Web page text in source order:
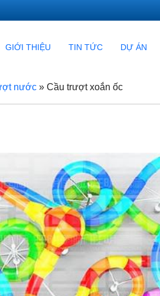
GIỚI THIỆU TIN TỨC DỰ ÁN
nước» Cầu trượt xoắn ốc